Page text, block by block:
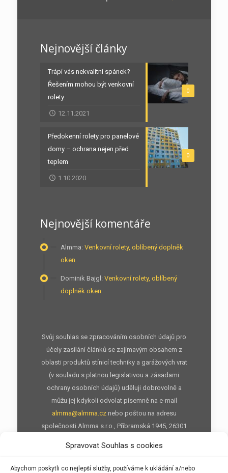
Spravovat Souhlas s cookies
Abychom poskytli co nejlepší služby, používáme k ukládání a/nebo
Nejnovější články
0
Trápí vás nekvalitní spánek?
Řešením mohou být venkovní
rolety.
12.11.2021
0
Předokenní rolety pro panelové
domy – ochrana nejen před
teplem
1.10.2020
Nejnovější komentáře
Almma: Venkovní rolety, oblíbený doplněk
oken
Dominik Bajgl: Venkovní rolety, oblíbený
doplněk oken
Svůj souhlas se zpracováním osobních údajů pro
účely zasílání článků se zajímavým obsahem z
oblasti produktů stínicí techniky a garážových vrat
(v souladu s platnou legislativou a zásadami
ochrany osobních údajů) uděluji dobrovolně a
můžu jej kdykoli odvolat písemně na e-mail
almma@almma.cznebo poštou na adresu
společnosti Almma s.r.o., Příbramská 1945, 26301
odkazu v každé e-mailové kampani.